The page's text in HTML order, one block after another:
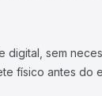
digital, sem
físico antes do